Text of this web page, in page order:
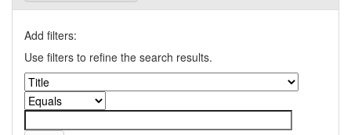
Add filters:
Use filters to refine the search results.